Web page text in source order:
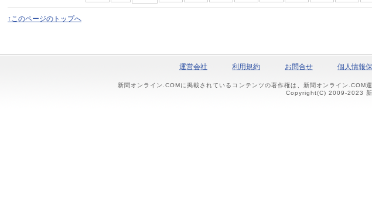
↑このページのトップへ
運営会社 利用規約 お問合せ 個人情報
新聞オンライン.COMに掲載されているコンテンツの著作権は、新聞オンライン.COM
Copyright(C) 2009-2023